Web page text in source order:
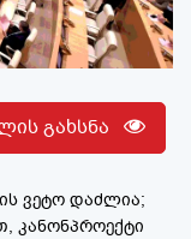
გახსნა
ვეტო დაძლია;
კანონპროექტი